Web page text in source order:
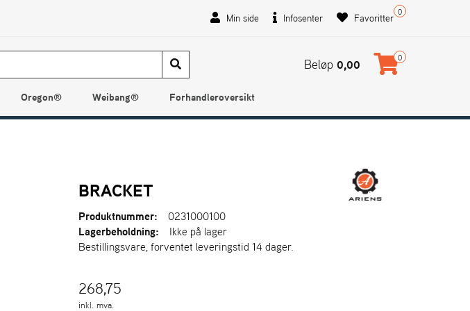
Min side Infosenter 0
Favoritter
Beløp 0,00 0
Oregon® Weibang® Forhandleroversikt
BRACKET
Produktnummer:
0231000100
Lagerbeholdning:
Ikke på lager
Bestillingsvare, forventet leveringstid 14 dager.
268,75
inkl. mva.